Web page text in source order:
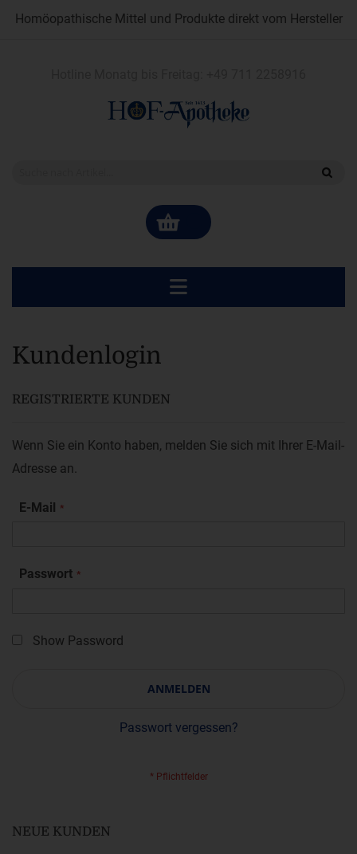
Homöopathische Mittel und Produkte direkt vom Hersteller
Kundenlogin
REGISTRIERTE KUNDEN
Wenn Sie ein Konto haben, melden Sie sich mit Ihrer E-Mail-
Adresse an.
E-Mail
Passwort
Show Password
ANMELDEN
Passwort vergessen?
NEUE KUNDEN